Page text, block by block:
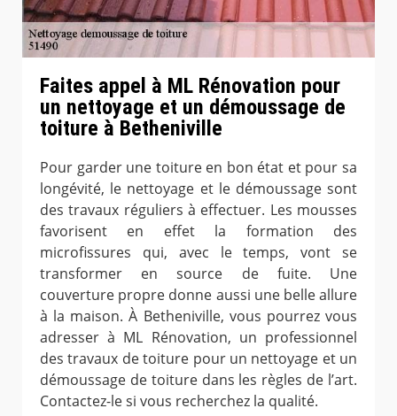
Faites appel à ML Rénovation pour
un nettoyage et un démoussage de
toiture à Betheniville
Pour garder une toiture en bon état et pour sa
longévité, le nettoyage et le démoussage sont
des travaux réguliers à effectuer. Les mousses
favorisent en effet la formation des
microfissures qui, avec le temps, vont se
transformer en source de fuite. Une
couverture propre donne aussi une belle allure
à la maison. À Betheniville, vous pourrez vous
adresser à ML Rénovation, un professionnel
des travaux de toiture pour un nettoyage et un
démoussage de toiture dans les règles de l’art.
Contactez-le si vous recherchez la qualité.